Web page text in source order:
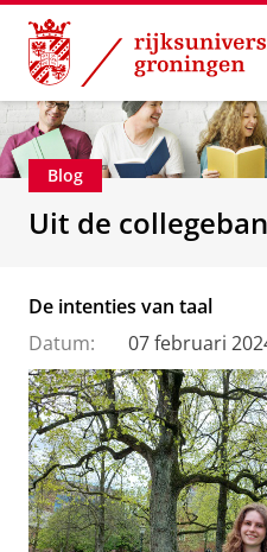
Skip
Content
Skip
Navigation
Over ons Faculteit der
Blog
Uit de
De intenties van taal
Datum:
07 februari